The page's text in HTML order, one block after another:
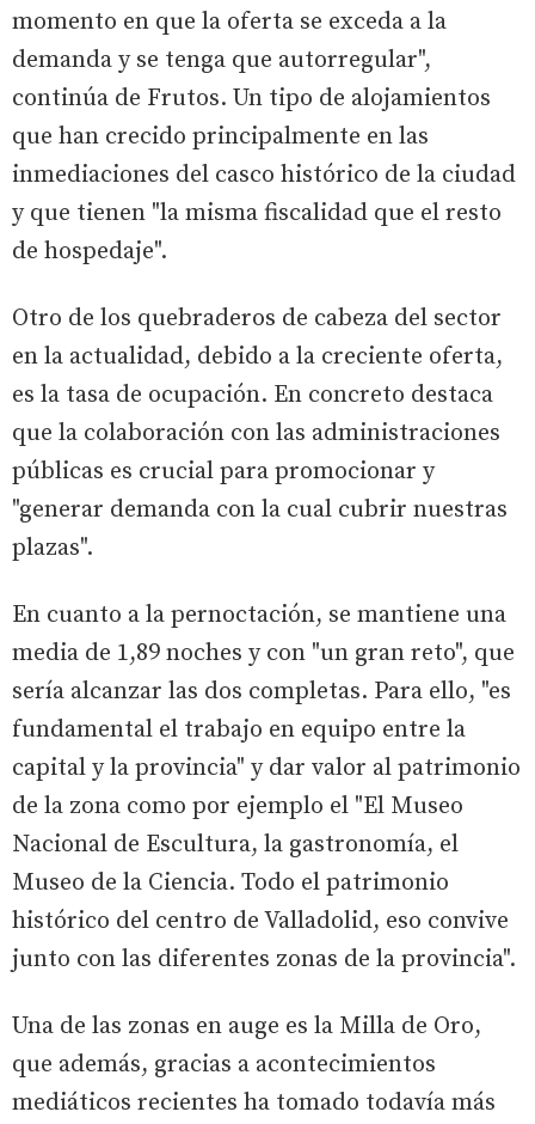
momento en que la oferta se exceda a la
demanda y se tenga que autorregular",
continúa de Frutos. Un tipo de alojamientos
que han crecido principalmente en las
inmediaciones del casco histórico de la ciudad
y que tienen "la misma fiscalidad que el resto
de hospedaje".
Otro de los quebraderos de cabeza del sector
en la actualidad, debido a la creciente oferta,
es la tasa de ocupación. En concreto destaca
que la colaboración con las administraciones
públicas es crucial para promocionar y
"generar demanda con la cual cubrir nuestras
plazas".
En cuanto a la pernoctación, se mantiene una
media de 1,89 noches y con "un gran reto", que
sería alcanzar las dos completas. Para ello, "es
fundamental el trabajo en equipo entre la
capital y la provincia" y dar valor al patrimonio
de la zona como por ejemplo el "El Museo
Nacional de Escultura, la gastronomía, el
Museo de la Ciencia. Todo el patrimonio
histórico del centro de Valladolid, eso convive
junto con las diferentes zonas de la provincia".
Una de las zonas en auge es la Milla de Oro,
que además, gracias a acontecimientos
mediáticos recientes ha tomado todavía más